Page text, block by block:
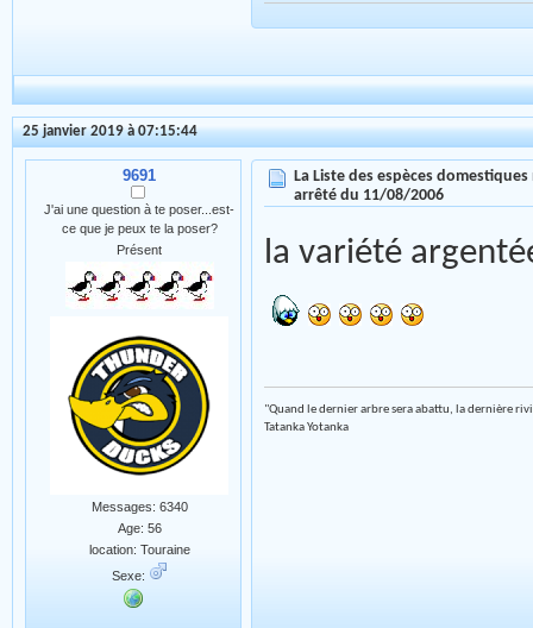
25 janvier 2019 à 07:15:44
9691
J'ai une question à te poser...est-
ce que je peux te la poser?
Présent
Messages: 6340
Age: 56
location: Touraine
Sexe:
La Liste des espèces
arrêté du 11/08/2006
la variété
"Quand le dernier arbre sera abattu, la dernière
Tatanka Yotanka